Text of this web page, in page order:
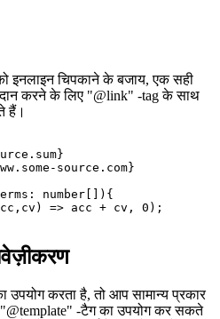
=> acc + cv, 0);
चिपकाने के बजाय, एक सही
करने के लिए "@link" -tag के साथ
हैं।
source.com}
=> acc + cv, 0);